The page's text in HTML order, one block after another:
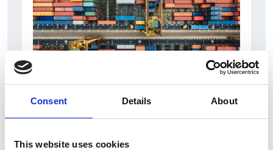
Consent Details About
This website uses cookies
6 Agosto 2026
nel primo semestre i dieci miliardi di euro